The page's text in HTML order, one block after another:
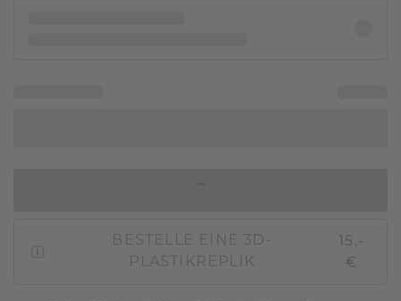
BESTELLE EINE 3D-
PLASTIKREPLIK
15,-
€